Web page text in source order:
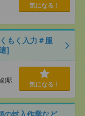
気になる！
もく入力＃服
]
)駅
気になる！
の封入作業など